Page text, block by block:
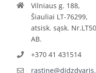
Vilniaus g. 188,
Šiauliai LT-76299,
atsisk. sąsk.
AB.
+370 41 431514